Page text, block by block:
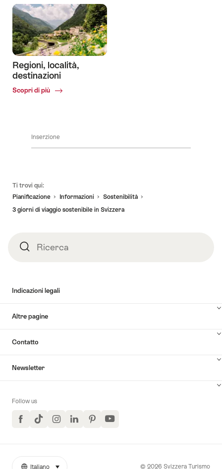
–
viaggiare
in
modo
sostenibile
in
Svizzera.
Regioni, località,
destinazioni
Scopri di più
Common.Of
Inserzione
Ti trovi qui:
Pianificazione
Informazioni
Sostenibilità
3 giorni di viaggio sostenibile in Svizzera
RicercaRicerca
Indicazioni legali
Altre pagine
Contatto
Newsletter
Follow us
FacebookTikTokInstagramLinkedInPinterestYouTube
© 2026 Svizzera Turismo
Italiano seleziona (clicca per visualizzare)